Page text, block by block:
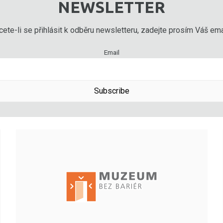
NEWSLETTER
li se přihlásit k odběru newsletteru, zadejte prosím Váš
Email
Subscribe